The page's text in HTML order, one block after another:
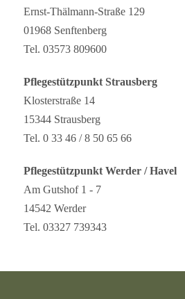
Ernst-Thälmann-Straße 129
01968 Senftenberg
Tel. 03573 809600
Pflegestützpunkt Strausberg
Klosterstraße 14
15344 Strausberg
Tel. 0 33 46 / 8 50 65 66
Pflegestützpunkt Werder / Havel
Am Gutshof 1 - 7
14542 Werder
Tel. 03327 739343